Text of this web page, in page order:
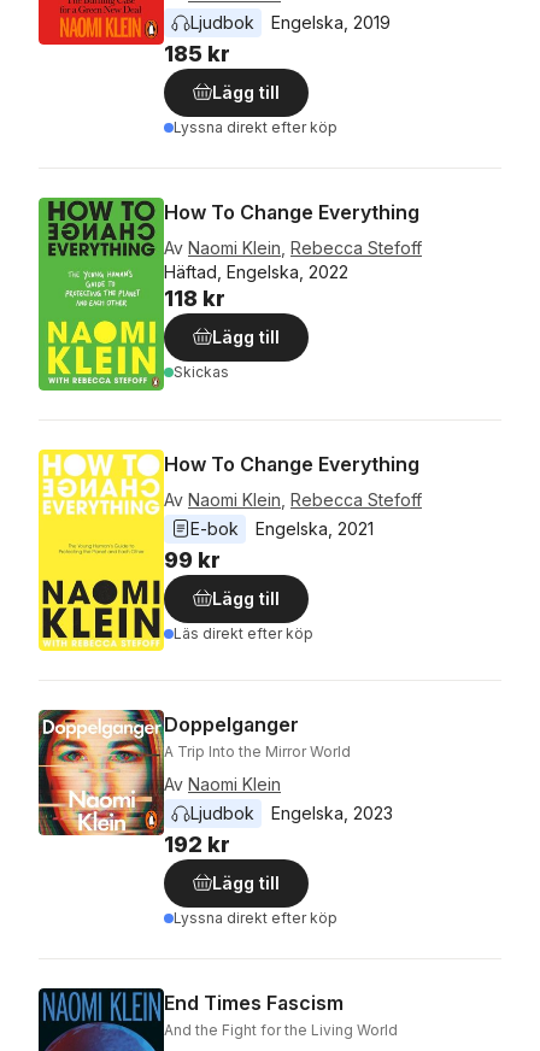
Ljudbok
Engelska 2019
185 kr
Lägg till
Lyssna direkt efter köp
How To Change Everything
Av Naomi Klein Rebecca Stefoff
Häftad, Engelska, 2022
118 kr
Lägg till
Skickas
How To Change Everything
Av Naomi Klein Rebecca Stefoff
E-bok
Engelska 2021
99 kr
Lägg till
Läs direkt efter köp
Doppelganger
A Trip Into the Mirror World
Av Naomi Klein
Ljudbok
Engelska 2023
192 kr
Lägg till
Lyssna direkt efter köp
End Times Fascism
And the Fight for the Living World